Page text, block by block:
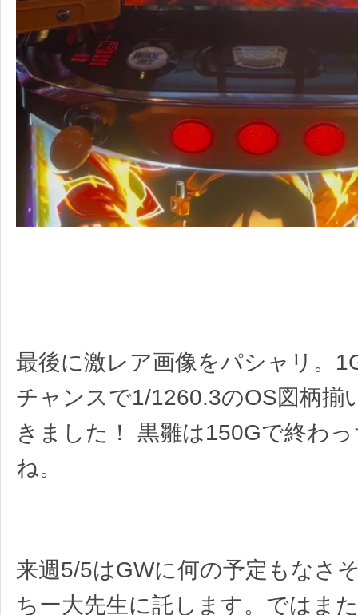
最後に激レア画像をパシャリ。
チャンスで1/1260.3のOS図柄揃
きました！ 黒雛は150Gで終わ
ね。
来週5/5はGWに何の予定もなさ
ちー大先生に託します。ではま